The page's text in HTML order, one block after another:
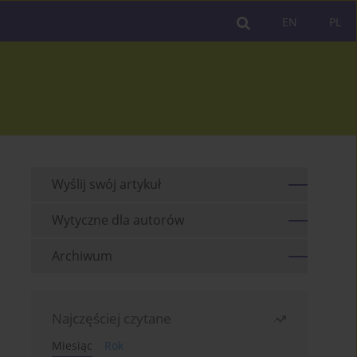
PL
EN
Wyślij swój artykuł
Wytyczne dla autorów
Archiwum
Najczęściej czytane
Miesiąc
Rok